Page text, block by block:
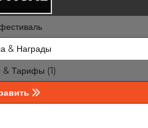
& Награды
& Тарифы (1)